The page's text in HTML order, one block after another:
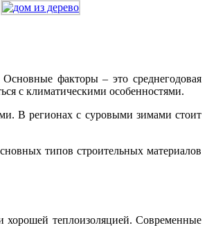
Основные факторы – это среднегодовая
с климатическими особенностями.
В регионах с суровыми зимами стоит
типов строительных материалов
хорошей теплоизоляцией. Современные